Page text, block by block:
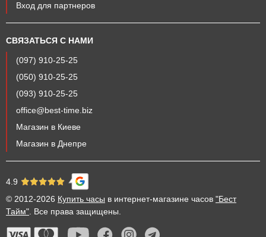
Вход для партнеров
СВЯЗАТЬСЯ С НАМИ
(097) 910-25-25
(050) 910-25-25
(093) 910-25-25
office@best-time.biz
Магазин в Киеве
Магазин в Днепре
4.9
© 2012-2026 Купить часы в интернет-магазине часов "Бест
Тайм" . Все права защищены.